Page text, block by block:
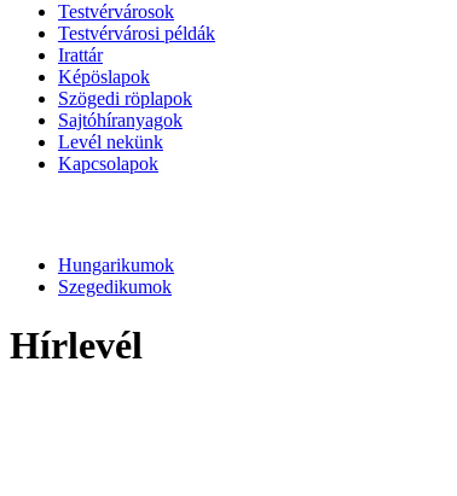
Testvérvárosok
Testvérvárosi példák
Irattár
Képöslapok
Szögedi röplapok
Sajtóhíranyagok
Levél nekünk
Kapcsolapok
Hungarikumok
Szegedikumok
Hírlevél